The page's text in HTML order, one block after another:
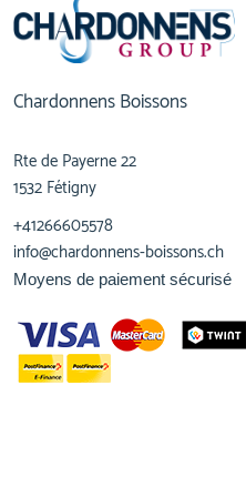
Chardonnens Boissons
Rte de Payerne 22
1532 Fétigny
+41266605578
info@chardonnens-boissons.ch
Moyens de paiement sécurisé